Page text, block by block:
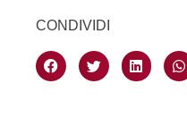
CONDIVIDI